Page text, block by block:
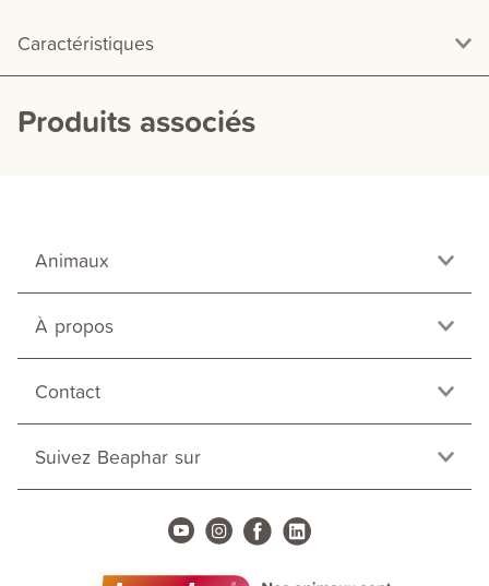
Caractéristiques
Produits associés
Animaux
À propos
Contact
Suivez Beaphar sur